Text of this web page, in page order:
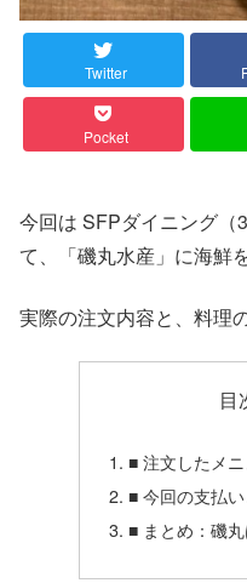
Twitter
Pocket
今回は SFPダイニング（
て、「磯丸水産」に海鮮
実際の注文内容と、料理
目
■ 注文したメ
■ 今回の支払
■ まとめ：磯